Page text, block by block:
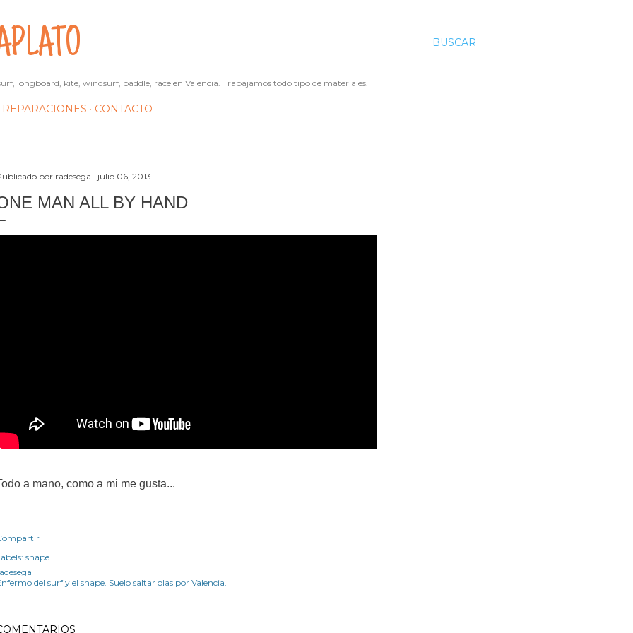
BUSCAR
longboard, kite, windsurf, paddle, race en Valencia. Trabajamos todo tipo de materiales.
REPARACIONES CONTACTO
por radesega julio 06, 2013
MAN ALL BY HAND
a mano, como a mi me gusta...
shape
del surf y el shape. Suelo saltar olas por Valencia.